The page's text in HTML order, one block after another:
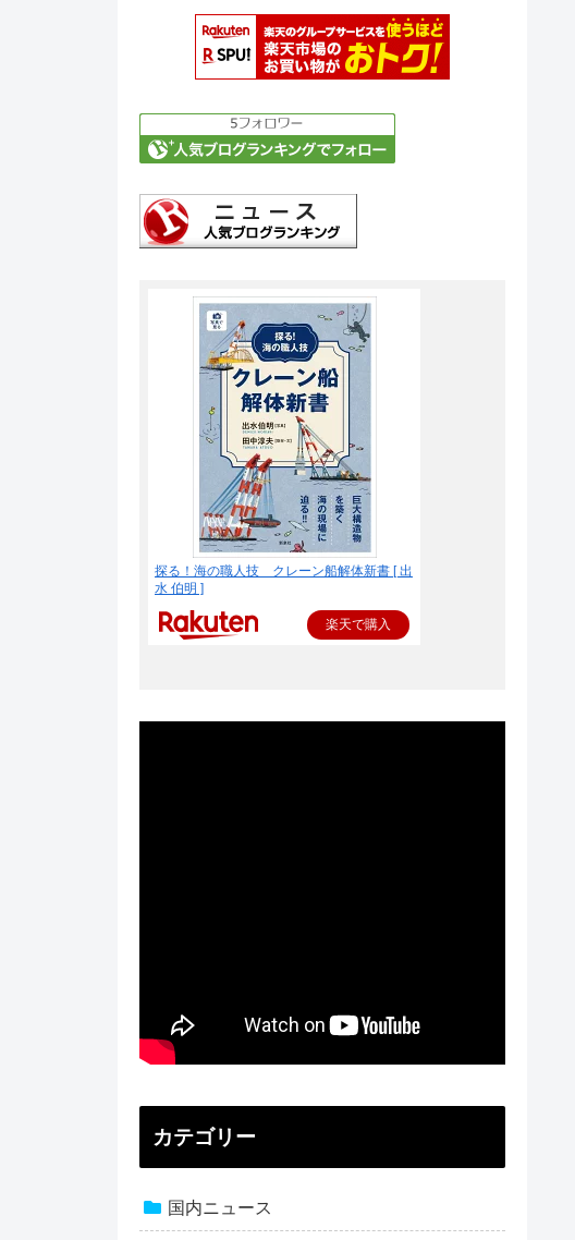
探る！海の職人技 クレーン船解体新書 [ 出
水 伯明 ]
楽天で購入
カテゴリー
国内ニュース